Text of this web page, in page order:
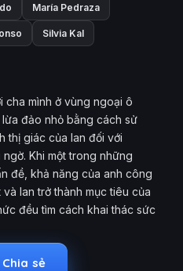
María Pedraza
Silvia Kal
cha mình ở vùng ngoại ô
đảo nhỏ bằng cách sử
thị giác của Ian đối với
Khi một trong những
đề, khả năng của anh công
Ian trở thành mục tiêu của
đều tìm cách khai thác sức
Chia sẻ